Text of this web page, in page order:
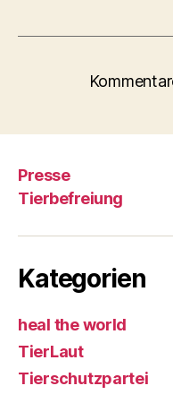
Presse
Tierbefreiung
Kategorien
heal the world
TierLaut
Tierschutzpartei